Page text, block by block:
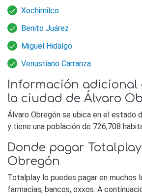
Xochimilco
Benito Juárez
Miguel Hidalgo
Venustiano Carranza
Información adicional
la ciudad de Álvaro
Álvaro Obregón se ubica en el estado
y tiene una población de 726,708
Donde pagar
Obregón
Totalplay lo puedes pagar en muchos
farmacias, bancos, oxxos. A